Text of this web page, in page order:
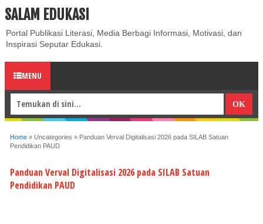
ABOUT CONTACT US
SALAM EDUKASI
Portal Publikasi Literasi, Media Berbagi Informasi, Motivasi, dan
Inspirasi Seputar Edukasi.
MENU
Home » Uncategories » Panduan Verval Digitalisasi 2026 pada SILAB Satuan
Pendidikan PAUD
Panduan Verval Digitalisasi 2026 pada SILAB Satuan
Pendidikan PAUD